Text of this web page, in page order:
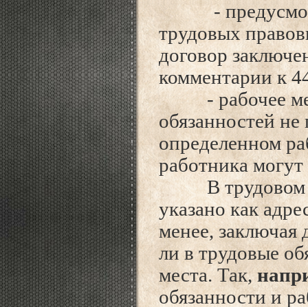
-
трудовых
договор
комментарии к
- рабочее
обязанностей
определенном
работника могут
В трудовом
указано как
менее, заключая
ли в трудовые
места. Так,
обязанности и